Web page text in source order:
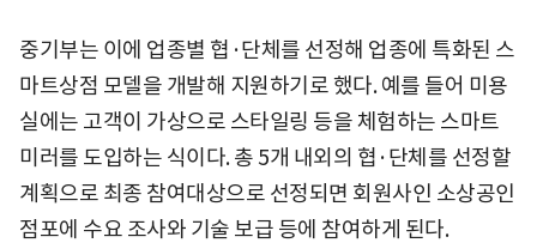
중기부는 이에 업종별 협·단체를 선정해 업종에 특화된 스
마트상점 모델을 개발해 지원하기로 했다. 예를 들어 미용
실에는 고객이 가상으로 스타일링 등을 체험하는 스마트
미러를 도입하는 식이다. 총 5개 내외의 협·단체를 선정할
계획으로 최종 참여대상으로 선정되면 회원사인 소상공인
점포에 수요 조사와 기술 보급 등에 참여하게 된다.